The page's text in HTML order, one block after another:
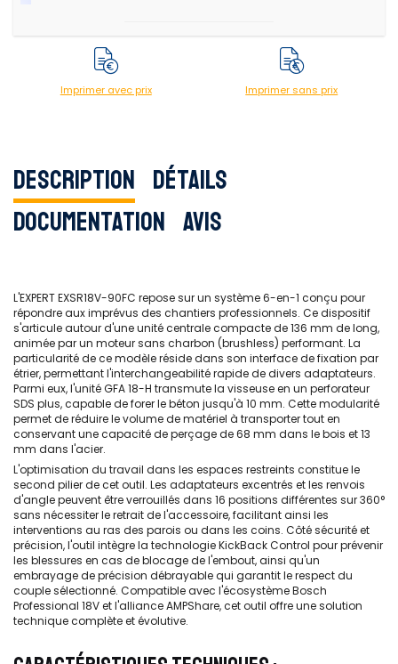
Imprimer avec prix Imprimer sans prix
Description Détails
Documentation Avis
L'EXPERT EXSR18V-90FC repose sur un système 6-en-1 conçu pour
répondre aux imprévus des chantiers professionnels. Ce dispositif
s'articule autour d'une unité centrale compacte de 136 mm de long,
animée par un moteur sans charbon (brushless) performant. La
particularité de ce modèle réside dans son interface de fixation par
étrier, permettant l'interchangeabilité rapide de divers adaptateurs.
Parmi eux, l'unité GFA 18-H transmute la visseuse en un perforateur
SDS plus, capable de forer le béton jusqu'à 10 mm. Cette modularité
permet de réduire le volume de matériel à transporter tout en
conservant une capacité de perçage de 68 mm dans le bois et 13
mm dans l'acier.
L'optimisation du travail dans les espaces restreints constitue le
second pilier de cet outil. Les adaptateurs excentrés et les renvois
d'angle peuvent être verrouillés dans 16 positions différentes sur 360°
sans nécessiter le retrait de l'accessoire, facilitant ainsi les
interventions au ras des parois ou dans les coins. Côté sécurité et
précision, l'outil intègre la technologie KickBack Control pour prévenir
les blessures en cas de blocage de l'embout, ainsi qu'un
embrayage de précision débrayable qui garantit le respect du
couple sélectionné. Compatible avec l'écosystème Bosch
Professional 18V et l'alliance AMPShare, cet outil offre une solution
technique complète et évolutive.